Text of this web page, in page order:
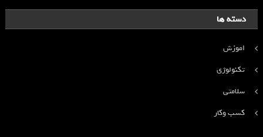
دسته ها
اموزش
تکنولوژی
سلامتی
کسب وکار